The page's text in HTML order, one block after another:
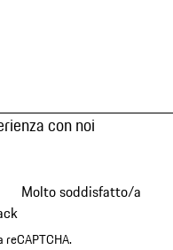
con noi
Molto soddisfatto/a